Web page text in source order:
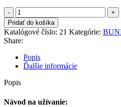
množstvo
Antioxidant
Pridať do košíka
Katalógové číslo: 21 Kategórie:
Share:
Popis
Ďalšie informácie
Popis
Návod na užívanie: